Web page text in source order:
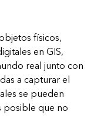
físicos,
en GIS,
real junto con
a capturar el
se pueden
posible que no